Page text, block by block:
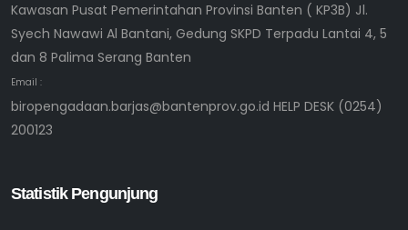
Kawasan Pusat Pemerintahan Provinsi Banten ( KP3B) Jl.
Syech Nawawi Al Bantani, Gedung SKPD Terpadu Lantai 4, 5
dan 8 Palima Serang Banten
Email :
biropengadaan.barjas@bantenprov.go.id HELP DESK (0254)
200123
Statistik Pengunjung